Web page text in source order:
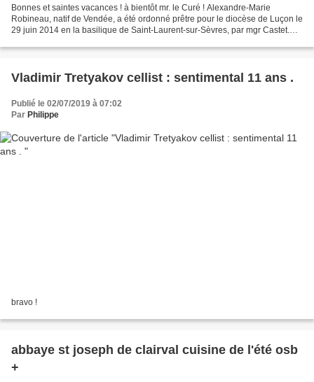
Bonnes et saintes vacances ! à bientôt mr. le Curé ! Alexandre-Marie
Robineau, natif de Vendée, a été ordonné prêtre pour le diocèse de Luçon le
29 juin 2014 en la basilique de Saint-Laurent-sur-Sèvres, par mgr Castet.
Vladimir Tretyakov cellist : sentimental 11 ans .
Publié le 02/07/2019 à 07:02
Par Philippe
bravo !
abbaye st joseph de clairval cuisine de l'été osb
+